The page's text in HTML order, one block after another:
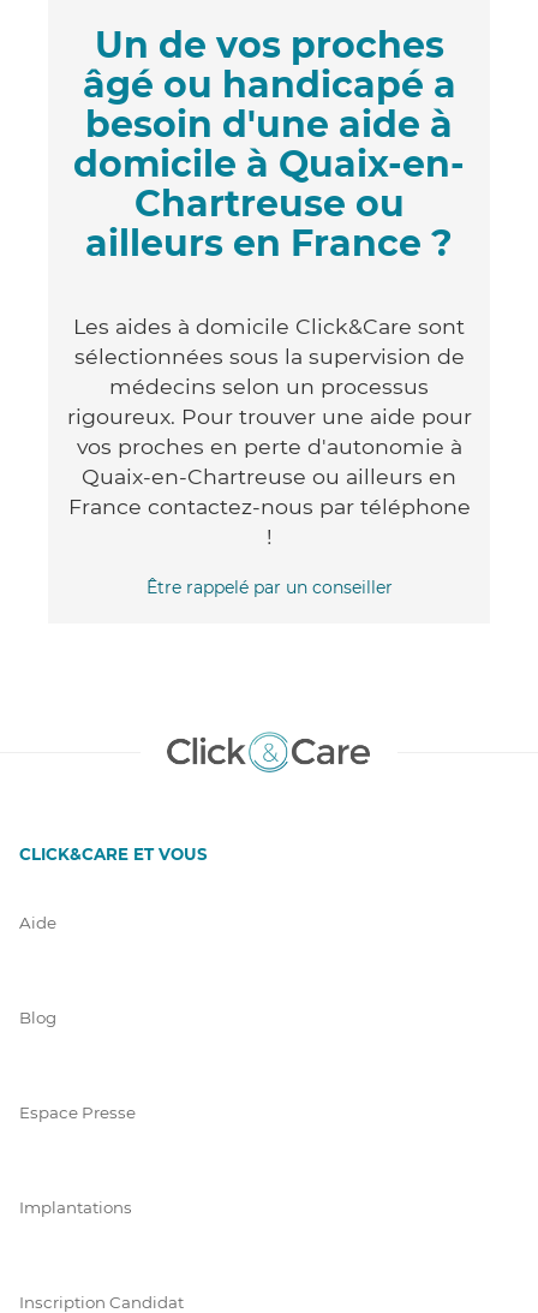
Un de vos proches
âgé ou handicapé a
besoin d'une aide à
domicile à Quaix-en-
Chartreuse ou
ailleurs en France ?
Les aides à domicile Click&Care sont
sélectionnées sous la supervision de
médecins selon un processus
rigoureux. Pour trouver une aide pour
vos proches en perte d'autonomie à
Quaix-en-Chartreuse ou ailleurs en
France contactez-nous par téléphone
!
Être rappelé par un conseiller
CLICK&CARE ET VOUS
Aide
Blog
Espace Presse
Implantations
Inscription Candidat